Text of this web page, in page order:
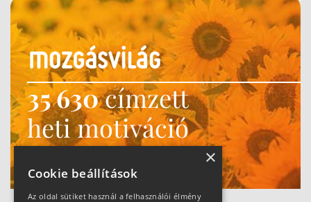
35 630címzett
heti motiváció
Ne maradj le!
×
Cookie beállítások
Az oldal sütiket használ a felhasználói élmény